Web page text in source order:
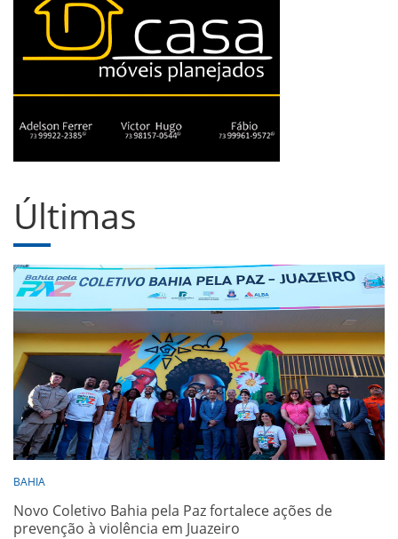
Últimas
BAHIA
Novo Coletivo Bahia pela Paz fortalece ações de
prevenção à violência em Juazeiro